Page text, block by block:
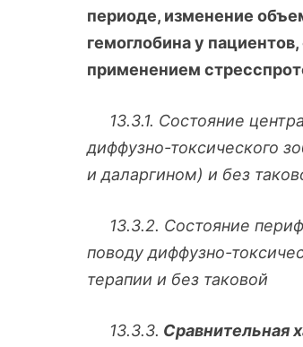
периоде, изменение
гемоглобина у
применением
13.3.1. Состояние
диффузно-токсического
и даларгином) и без
13.3.2. Состояние
поводу диффузно-
терапии и без таковой
13.3.3. Сравнительная